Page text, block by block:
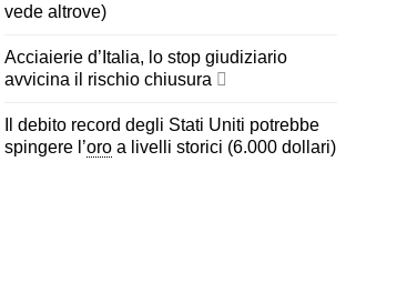
vede altrove)
Acciaierie d’Italia, lo stop giudiziario
avvicina il rischio chiusura
Il debito record degli Stati Uniti potrebbe
spingere l’oro a livelli storici (6.000 dollari)